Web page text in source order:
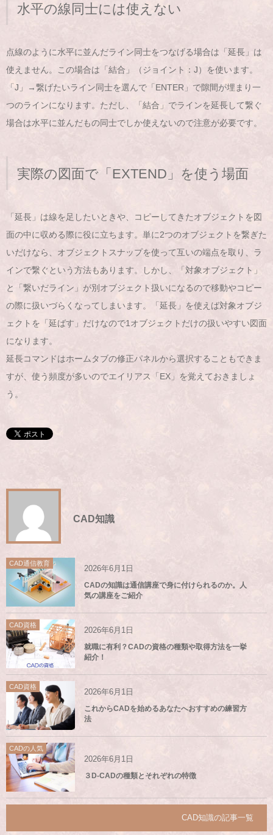
水平の線同士には使えない
点線のように水平に並んだライン同士をつなげる場合は「延長」は
使えません。この場合は「結合」（ジョイント：J）を使います。
「J」→繋げたいライン同士を選んで「ENTER」で隙間が埋まり一
つのラインになります。ただし、「結合」でラインを延長して繋ぐ
場合は水平に並んだもの同士でしか使えないので注意が必要です。
実際の図面で「EXTEND」を使う場面
「延長」は線を足したいときや、コピーしてきたオブジェクトを図
面の中に収める際に役に立ちます。単に2つのオブジェクトを繋ぎた
いだけなら、オブジェクトスナップを使って互いの端点を取り、ラ
インで繋ぐという方法もあります。しかし、「対象オブジェクト」
と「繋いだライン」が別オブジェクト扱いになるので移動やコピー
の際に扱いづらくなってしまいます。「延長」を使えば対象オブジ
ェクトを「延ばす」だけなので1オブジェクトだけの扱いやすい図面
になります。
延長コマンドはホームタブの修正パネルから選択することもできま
すが、使う頻度が多いのでエイリアス「EX」を覚えておきましょ
う。
CAD知識
CAD通信教育
2026年6月1日
CADの知識は通信講座で身に付けられるのか。人
気の講座をご紹介
CAD資格
2026年6月1日
就職に有利？CADの資格の種類や取得方法を一挙
紹介！
CAD資格
2026年6月1日
これからCADを始めるあなたへおすすめの練習方
法
CADの人気
2026年6月1日
３D-CADの種類とそれぞれの特徴
CAD知識の記事一覧